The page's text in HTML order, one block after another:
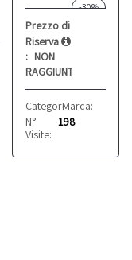
-30%
Prezzo di
Riserva
: NON
RAGGIUNTO
Categoria: Altro
Marca:
N°
Visite:
198